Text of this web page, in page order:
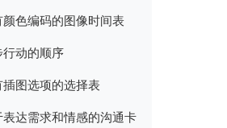
色编码的图像时间表
动的顺序
图选项的选择表
表达需求和情感的沟通卡